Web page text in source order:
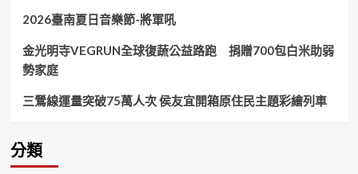
2026臺南夏日音樂節-將軍吼
金光明寺VEGRUN全球復蔬公益路跑 捐贈700包白米助弱
勢家庭
三鶯線運量突破75萬人次 侯友宜開箱原住民主題彩繪列車
分類